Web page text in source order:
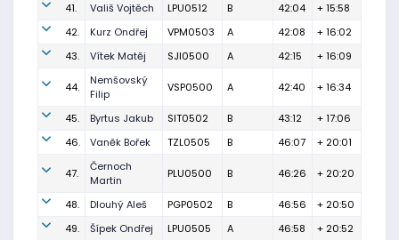
41.
Vališ Vojtěch LPU0512 B 42:04
+ 15:58
42.
Kurz Ondřej VPM0503 A 42:08
+ 16:02
43.
Vítek Matěj SJI0500 A 42:15 + 16:09
44.
Nemšovský
Filip
VSP0500 A 42:40 + 16:34
45. Byrtus Jakub SIT0502 B 43:12
+ 17:06
46.
Vaněk Bořek TZL0505 B 46:07 + 20:01
47.
Černoch
Martin
PLU0500 B 46:26 + 20:20
48. Dlouhý Aleš PGP0502 B 46:56
+ 20:50
49.
Šípek Ondřej LPU0505 A 46:58
+ 20:52